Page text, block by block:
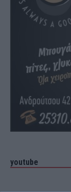
youtube